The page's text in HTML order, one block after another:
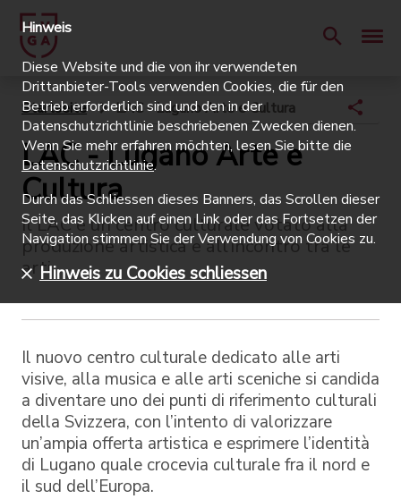
Startseite LAC - Lugano Arte e Cultura
LAC - Lugano Arte e
Cultura
Il LAC è un centro culturale votato alla
produzione artistica e all’incontro tra le
arti
Il nuovo centro culturale dedicato alle arti
visive, alla musica e alle arti sceniche si candida
a diventare uno dei punti di riferimento culturali
della Svizzera, con l’intento di valorizzare
un’ampia offerta artistica e esprimere l’identità
di Lugano quale crocevia culturale fra il nord e
il sud dell’Europa.
Hinweis
Diese Website und die von ihr verwendeten
Drittanbieter-Tools verwenden Cookies, die für den
Betrieb erforderlich sind und den in der
Datenschutzrichtlinie beschriebenen Zwecken dienen.
Wenn Sie mehr erfahren möchten, lesen Sie bitte die
Datenschutzrichtlinie.
Durch das Schliessen dieses Banners, das Scrollen dieser
Seite, das Klicken auf einen Link oder das Fortsetzen der
Navigation stimmen Sie der Verwendung von Cookies zu.
Hinweis zu Cookies schliessen